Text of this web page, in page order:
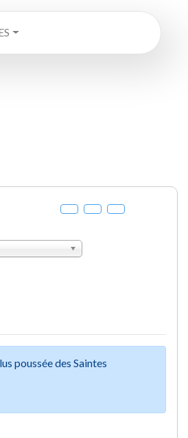
poussée des Saintes